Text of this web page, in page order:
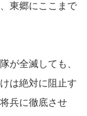
東郷にここまで
が全滅しても、
は絶対に阻止す
兵に徹底させ